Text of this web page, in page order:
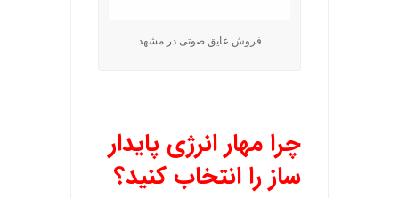
فروش عایق صوتی در مشهد
چرا مهار انرژی پایدار
ساز را انتخاب کنید؟